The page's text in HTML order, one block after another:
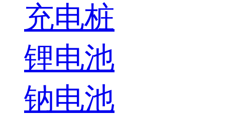
充电桩
锂电池
钠电池